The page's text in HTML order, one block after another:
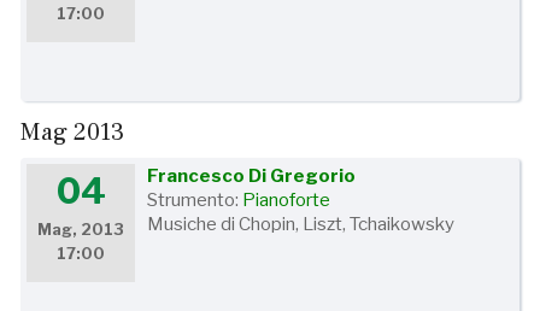
17:00
Mag 2013
04
Mag, 2013
17:00
Francesco Di Gregorio
Strumento: Pianoforte
Musiche di Chopin, Liszt, Tchaikowsky